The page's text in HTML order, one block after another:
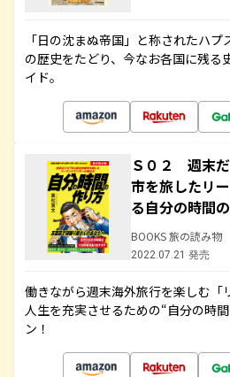
「日の沈まぬ帝国」と称されたハ
の歴史をたどり、今なお各国に残る
イド。
Ｓ０２ 週末
市を旅したリ
る自分の時間
BOOKS 旅の読み物
2022.07.21 発売
働きながら週末海外旅行を楽しむ「
人生を充実させるための“自分の時
ン！